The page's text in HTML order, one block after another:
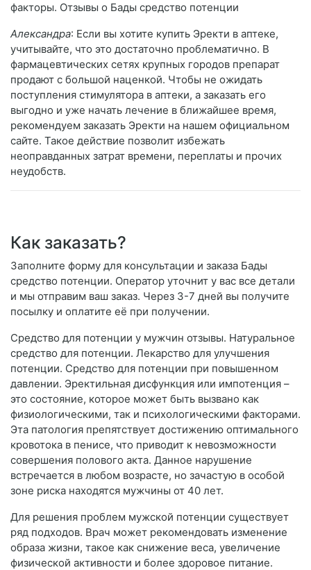
факторы. Отзывы о Бады средство потенции
Александра: Если вы хотите купить Эректи в аптеке,
учитывайте, что это достаточно проблематично. В
фармацевтических сетях крупных городов препарат
продают с большой наценкой. Чтобы не ожидать
поступления стимулятора в аптеки, а заказать его
выгодно и уже начать лечение в ближайшее время,
рекомендуем заказать Эректи на нашем официальном
сайте. Такое действие позволит избежать
неоправданных затрат времени, переплаты и прочих
неудобств.
Как заказать?
Заполните форму для консультации и заказа Бады
средство потенции. Оператор уточнит у вас все детали
и мы отправим ваш заказ. Через 3-7 дней вы получите
посылку и оплатите её при получении.
Средство для потенции у мужчин отзывы. Натуральное
средство для потенции. Лекарство для улучшения
потенции. Средство для потенции при повышенном
давлении. Эректильная дисфункция или импотенция –
это состояние, которое может быть вызвано как
физиологическими, так и психологическими факторами.
Эта патология препятствует достижению оптимального
кровотока в пенисе, что приводит к невозможности
совершения полового акта. Данное нарушение
встречается в любом возрасте, но зачастую в особой
зоне риска находятся мужчины от 40 лет.
Для решения проблем мужской потенции существует
ряд подходов. Врач может рекомендовать изменение
образа жизни, такое как снижение веса, увеличение
физической активности и более здоровое питание.